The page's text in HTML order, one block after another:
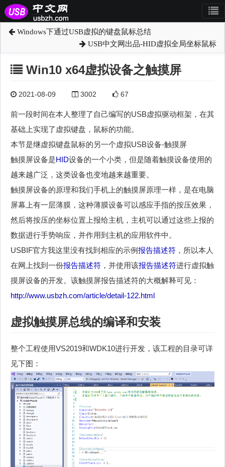
Windows下通过USB虚拟的键盘鼠标总结
USB中文网出品-HID虚拟全局坐标鼠标
Win10 x64虚拟设备之触摸屏
2021-08-09 3002 67
前一段时间在本人整理了自己编写的USB虚拟驱动框架，在其
基础上实现了虚拟键盘，鼠标的功能。
本节是继虚拟键盘鼠标的另一个虚拟USB设备-触摸屏
触摸屏设备是HID设备的一个小类，但是随着触摸设备使用的
越来越广泛，这类设备也变地越来越重要。
触摸屏设备的原理和我们手机上的触摸屏原理一样，是在电脑
屏幕上有一层薄膜，这种薄膜设备可以感应手指的按压效果，
然后将按压的坐标位置上报给主机，主机可以通过这些上报的
数据进行手势响应，并作用到主机的应用软件中。
USBIF官方我这里没有找到相应的示例报告描述符 ，所以本人
在网上找到一份报告描述符 ，并使用该报告描述符进行虚拟触
摸屏设备的开发。该触摸屏报告描述符的大概解释可见：
http://www.usbzh.com/article/detail-122.html
虚拟触摸屏总线的编译和安装
整个工程使用VS2019和WDK10进行开发，该工程的目录可详
见下图：